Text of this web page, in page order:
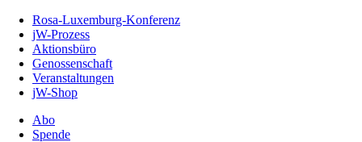
Inhalt
Seite
Rosa-Luxemburg-Konferenz
jW-Prozess
Aktionsbüro
Genossenschaft
Veranstaltungen
jW-Shop
Abo
Spende